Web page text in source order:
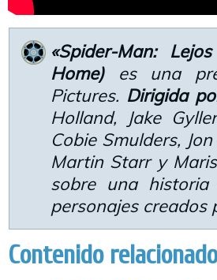
«Spider-Man:
Home) es una
Pictures. Dirigida
Holland, Jake
Cobie Smulders,
Martin Starr y
sobre una
personajes creados
Contenido relacionado